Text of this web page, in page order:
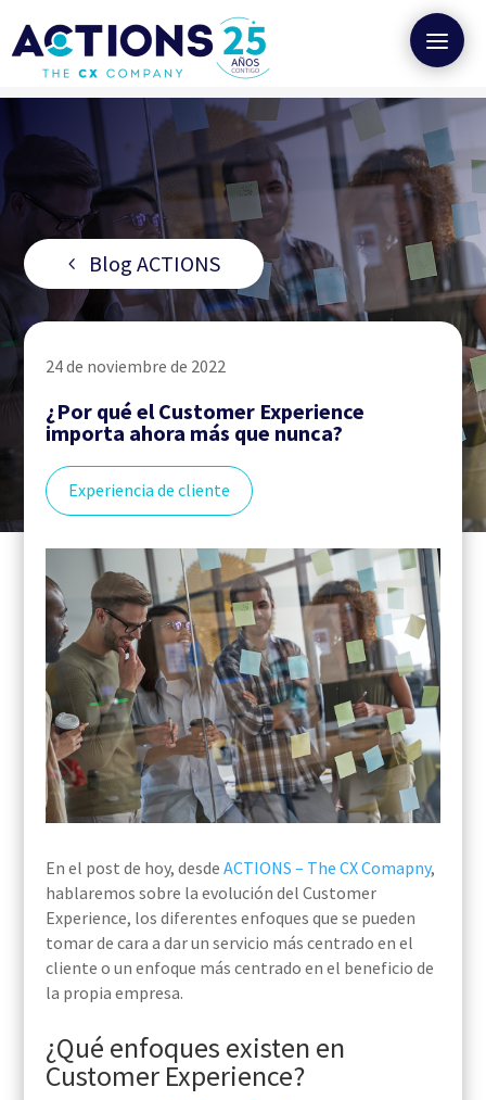
Blog ACTIONS
24 de noviembre de 2022
¿Por qué el Customer Experience
importa ahora más que nunca?
Experiencia de cliente
En el post de hoy, desde ACTIONS – The CX Comapny,
hablaremos sobre la evolución del Customer
Experience, los diferentes enfoques que se pueden
tomar de cara a dar un servicio más centrado en el
cliente o un enfoque más centrado en el beneficio de
la propia empresa.
¿Qué enfoques existen en
Customer Experience?